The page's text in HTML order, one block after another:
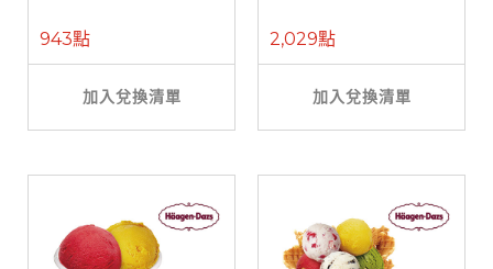
943點
加入兌換清單
2,029點
加入兌換清單